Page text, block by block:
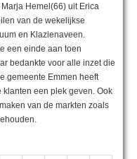
Hemel(66) uit Erica
van de wekelijkse
en Klazienaveen.
een einde aan toen
bedankte voor alle inzet die
gemeente Emmen heeft
een plek geven. Ook
van de markten zoals